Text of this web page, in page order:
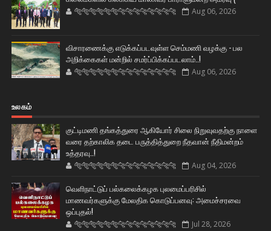
🐅🐅🐅🐅🐅🐅🐆🐆🐆🐆🐆🐆🐆🐆 Aug 06, 2026
விசாரணைக்கு எடுக்கப்படவுள்ள செம்மணி வழக்கு - பல
அறிக்கைகள் மன்றில் சமர்ப்பிக்கப்படலாம்..!
🐅🐅🐅🐅🐅🐅🐆🐆🐆🐆🐆🐆🐆🐆 Aug 06, 2026
உலகம்
குட்டிமணி தங்கத்துரை ஆகியோர் சிலை நிறுவுவதற்கு நாளை
வரை தற்காலிக தடை பருத்தித்துறை நீதவான் நீதிமன்றம்
உத்தரவு..!
🐅🐅🐅🐅🐅🐅🐆🐆🐆🐆🐆🐆🐆🐆 Aug 04, 2026
வெளிநாட்டுப் பல்கலைக்கழக புலமைப்பரிசில்
மாணவர்களுக்கு மேலதிக கொடுப்பனவு: அமைச்சரவை
ஒப்புதல்!
🐅🐅🐅🐅🐅🐅🐆🐆🐆🐆🐆🐆🐆🐆 Jul 28, 2026